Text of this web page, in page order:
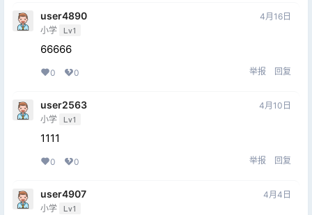
user4890
小学 Lv1
4月16日
66666
0 0 举报 回复
user2563
小学 Lv1
4月10日
1111
0 0 举报 回复
user4907
小学 Lv1
4月4日